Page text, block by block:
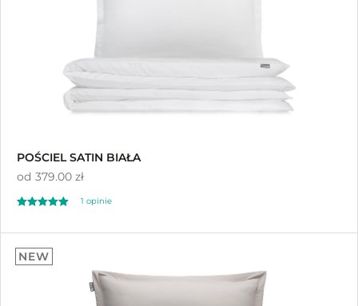
POŚCIEL SATIN BIAŁA
od 379.00 zł
na 5
1 opinie
NEW